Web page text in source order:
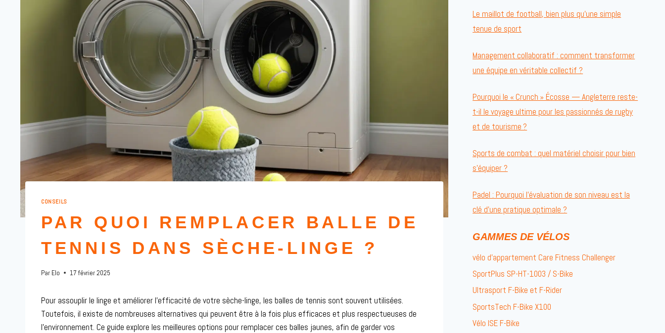
CONSEILS
PAR QUOI REMPLACER BALLE DE
TENNIS DANS SÈCHE-LINGE ?
Par Elo 17 février 2025
Pour assouplir le linge et améliorer l’efficacité de votre sèche-linge, les balles de tennis sont souvent utilisées.
Toutefois, il existe de nombreuses alternatives qui peuvent être à la fois plus efficaces et plus respectueuses de
l’environnement. Ce guide explore les meilleures options pour remplacer ces balles jaunes, afin de garder vos
Le maillot de football, bien plus qu’une simple
tenue de sport
Management collaboratif : comment transformer
une équipe en véritable collectif ?
Pourquoi le « Crunch » Écosse — Angleterre reste-
t-il le voyage ultime pour les passionnés de rugby
et de tourisme ?
Sports de combat : quel matériel choisir pour bien
s’équiper ?
Padel : Pourquoi l’évaluation de son niveau est la
clé d’une pratique optimale ?
GAMMES DE VÉLOS
vélo d’appartement Care Fitness Challenger
SportPlus SP-HT-1003 / S-Bike
Ultrasport F-Bike et F-Rider
SportsTech F-Bike X100
Vélo ISE F-Bike